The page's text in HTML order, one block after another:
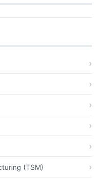
(TSM)